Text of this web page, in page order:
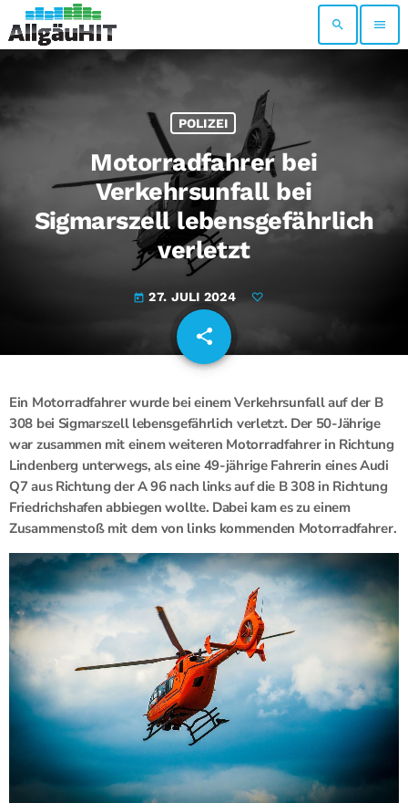
search menu
POLIZEI
Motorradfahrer bei
Verkehrsunfall bei
Sigmarszell lebensgefährlich
verletzt
today 27. JULI 2024
share
email
Ein Motorradfahrer wurde bei einem Verkehrsunfall auf der B
308 bei Sigmarszell lebensgefährlich verletzt. Der 50-Jährige
war zusammen mit einem weiteren Motorradfahrer in Richtung
Lindenberg unterwegs, als eine 49-jährige Fahrerin eines Audi
Q7 aus Richtung der A 96 nach links auf die B 308 in Richtung
Friedrichshafen abbiegen wollte. Dabei kam es zu einem
Zusammenstoß mit dem von links kommenden Motorradfahrer.